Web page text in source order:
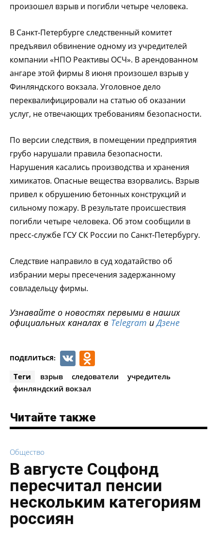
произошел взрыв и погибли четыре человека.
В Санкт-Петербурге следственный комитет
предъявил обвинение одному из учредителей
компании «НПО Реактивы ОСЧ». В арендованном
ангаре этой фирмы 8 июня произошел взрыв у
Финляндского вокзала. Уголовное дело
переквалифицировали на статью об оказании
услуг, не отвечающих требованиям безопасности.
По версии следствия, в помещении предприятия
грубо нарушали правила безопасности.
Нарушения касались производства и хранения
химикатов. Опасные вещества взорвались. Взрыв
привел к обрушению бетонных конструкций и
сильному пожару. В результате происшествия
погибли четыре человека. Об этом сообщили в
пресс-службе ГСУ СК России по Санкт-Петербургу.
Следствие направило в суд ходатайство об
избрании меры пресечения задержанному
совладельцу фирмы.
Узнавайте о новостях первыми в наших
официальных каналах в Telegram иДзене
ПОДЕЛИТЬСЯ: VK
Теги взрыв следователи
учредитель
финляндский вокзал
Читайте также
Общество
В августе Соцфонд
пересчитал пенсии
нескольким категориям
россиян